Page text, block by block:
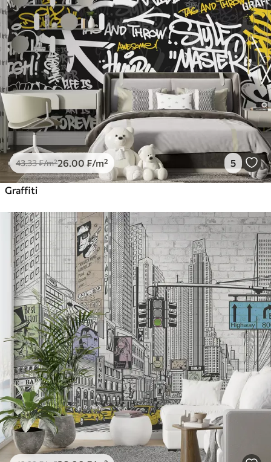
43.33₣/m²26 .00 ₣/m² 5
Graffiti